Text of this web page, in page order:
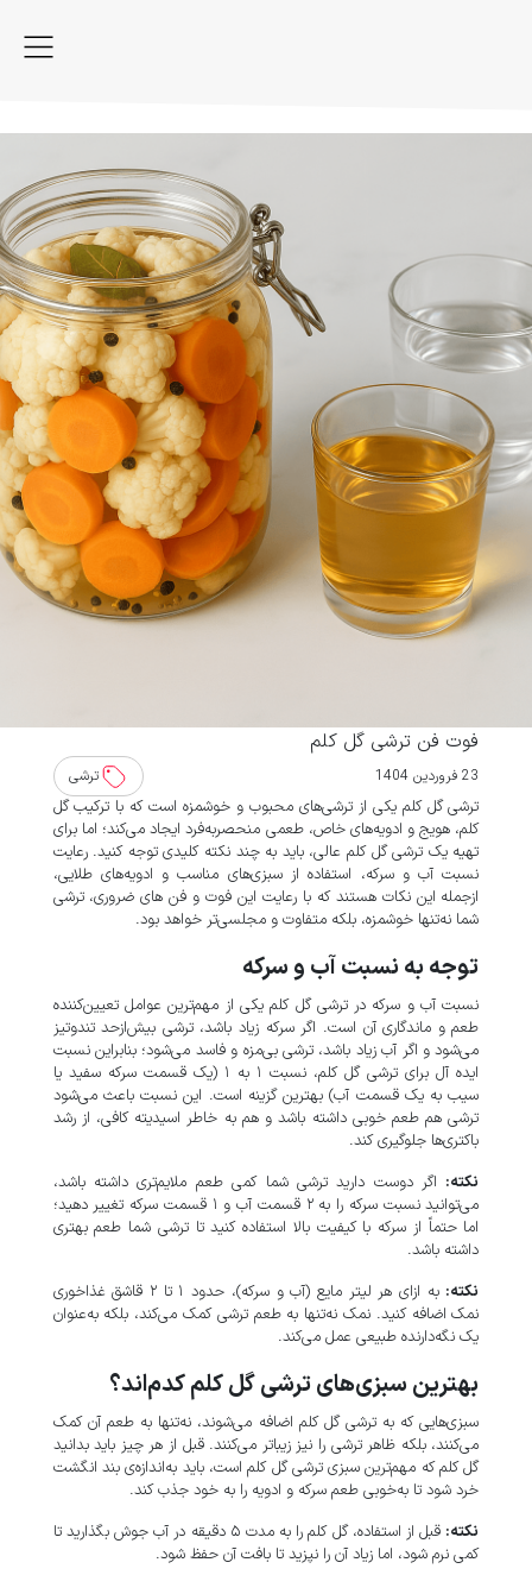
فوت فن ترشی گل کلم
23 فروردین 1404 ترشی
ترشی گل کلم یکی از ترشی‌های محبوب و خوشمزه است که با ترکیب گل
کلم، هویج و ادویه‌های خاص، طعمی منحصربه‌فرد ایجاد می‌کند؛ اما برای
تهیه یک ترشی گل کلم عالی، باید به چند نکته کلیدی توجه کنید. رعایت
نسبت آب و سرکه، استفاده از سبزی‌های مناسب و ادویه‌های طلایی،
ازجمله این نکات هستند که با رعایت این فوت و فن های ضروری، ترشی
شما نه‌تنها خوشمزه، بلکه متفاوت و مجلسی‌تر خواهد بود.
توجه به نسبت آب و سرکه
نسبت آب و سرکه در ترشی گل کلم یکی از مهم‌ترین عوامل تعیین‌کننده
طعم و ماندگاری آن است. اگر سرکه زیاد باشد، ترشی بیش‌ازحد تندوتیز
می‌شود و اگر آب زیاد باشد، ترشی بی‌مزه و فاسد می‌شود؛ بنابراین نسبت
ایده آل برای ترشی گل کلم، نسبت ۱ به ۱ (یک قسمت سرکه سفید یا
سیب به یک قسمت آب) بهترین گزینه است. این نسبت باعث می‌شود
ترشی هم طعم خوبی داشته باشد و هم به خاطر اسیدیته کافی، از رشد
باکتری‌ها جلوگیری کند.
نکته: اگر دوست دارید ترشی شما کمی طعم ملایم‌تری داشته باشد،
می‌توانید نسبت سرکه را به ۲ قسمت آب و ۱ قسمت سرکه تغییر دهید؛
اما حتماً از سرکه با کیفیت بالا استفاده کنید تا ترشی شما طعم بهتری
داشته باشد.
نکته:
به ازای هر لیتر مایع (آب و سرکه)، حدود ۱ تا ۲ قاشق غذاخوری
نمک اضافه کنید. نمک نه‌تنها به طعم ترشی کمک می‌کند، بلکه به‌عنوان
یک نگه‌دارنده طبیعی عمل می‌کند.
بهترین سبزی‌های ترشی گل کلم کدم‌اند؟
سبزی‌هایی که به ترشی گل کلم اضافه می‌شوند، نه‌تنها به طعم آن کمک
می‌کنند، بلکه ظاهر ترشی را نیز زیباتر می‌کنند. قبل از هر چیز باید بدانید
گل کلم که مهم‌ترین سبزی ترشی گل کلم است، باید به‌اندازه‌ی بند انگشت
خرد شود تا به‌خوبی طعم سرکه و ادویه را به خود جذب کند.
نکته:
قبل از استفاده، گل کلم را به مدت ۵ دقیقه در آب جوش بگذارید تا
کمی نرم شود، اما زیاد آن را نپزید تا بافت آن حفظ شود.